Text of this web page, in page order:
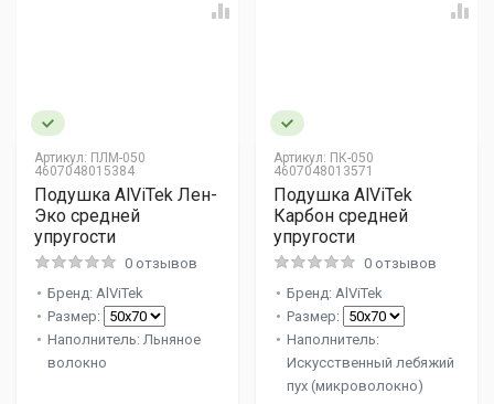
Артикул: ПЛМ-050
4607048015384
Подушка AlViTek Лен-
Эко средней
упругости
0 отзывов
Бренд: AlViTek
Размер:
Наполнитель: Льняное
волокно
Артикул: ПК-050
4607048013571
Подушка AlViTek
Карбон средней
упругости
0 отзывов
Бренд: AlViTek
Размер:
Наполнитель:
Искусственный лебяжий
пух (микроволокно)